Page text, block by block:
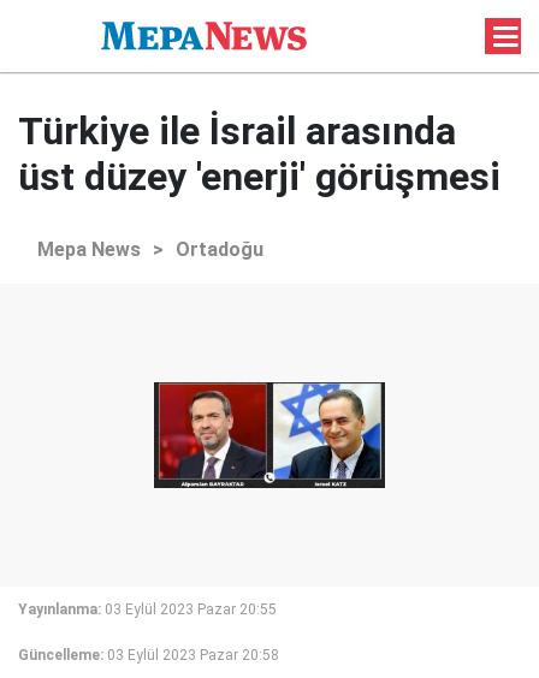
Türkiye ile İsrail arasında
üst düzey 'enerji' görüşmesi
Mepa News > Ortadoğu
Yayınlanma: 03 Eylül 2023 Pazar 20:55
Güncelleme: 03 Eylül 2023 Pazar 20:58